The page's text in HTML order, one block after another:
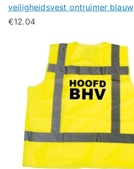
veiligheidsvest ontruimer blauw
€12.04